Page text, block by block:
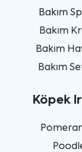
Bakım
Bakım
Bakım
Bakım
Köpek